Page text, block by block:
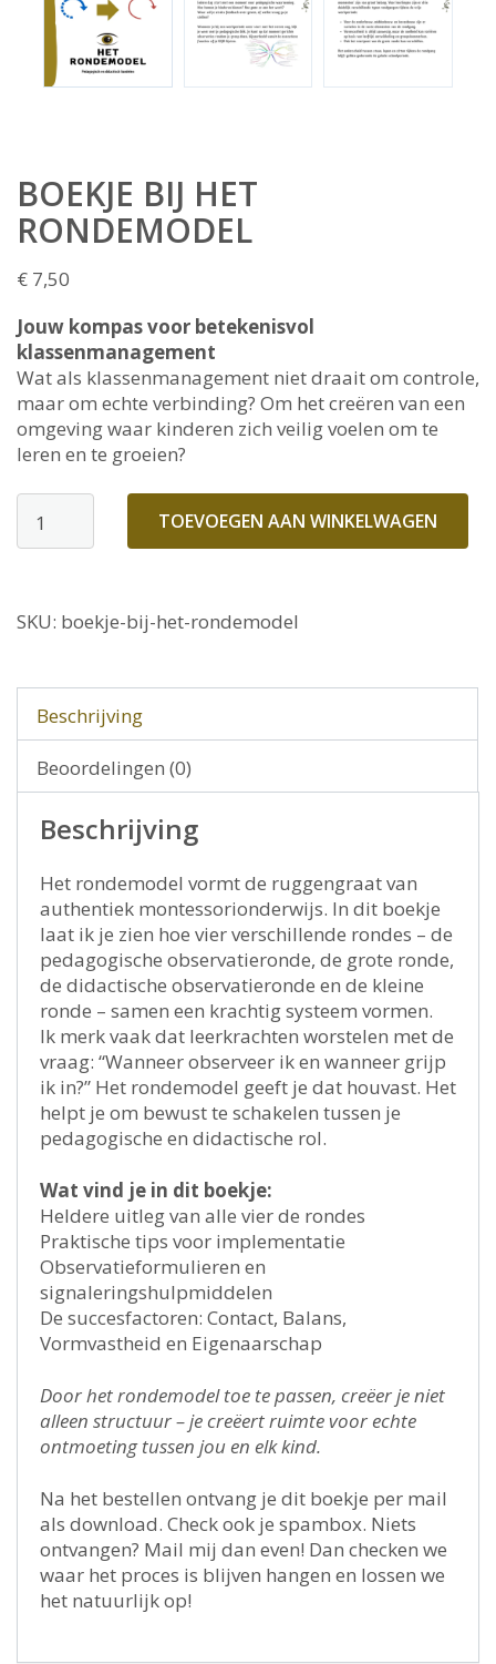
BOEKJE BIJ HET
RONDEMODEL
€ 7,50
Jouw kompas voor betekenisvol
klassenmanagement
Wat als klassenmanagement niet draait om controle,
maar om echte verbinding? Om het creëren van een
omgeving waar kinderen zich veilig voelen om te
leren en te groeien?
bij
aantal
TOEVOEGEN AAN WINKELWAGEN
SKU: boekje-bij-het-rondemodel
Beschrijving
Beoordelingen (0)
Beschrijving
Het rondemodel vormt de ruggengraat van
authentiek montessorionderwijs. In dit boekje
laat ik je zien hoe vier verschillende rondes – de
pedagogische observatieronde, de grote ronde,
de didactische observatieronde en de kleine
ronde – samen een krachtig systeem vormen.
Ik merk vaak dat leerkrachten worstelen met de
vraag: “Wanneer observeer ik en wanneer grijp
ik in?” Het rondemodel geeft je dat houvast. Het
helpt je om bewust te schakelen tussen je
pedagogische en didactische rol.
Wat vind je in dit boekje:
Heldere uitleg van alle vier de rondes
Praktische tips voor implementatie
Observatieformulieren en
signaleringshulpmiddelen
De succesfactoren: Contact, Balans,
Vormvastheid en Eigenaarschap
Door het rondemodel toe te passen, creëer je niet
alleen structuur – je creëert ruimte voor echte
ontmoeting tussen jou en elk kind.
Na het bestellen ontvang je dit boekje per mail
als download. Check ook je spambox. Niets
ontvangen? Mail mij dan even! Dan checken we
waar het proces is blijven hangen en lossen we
het natuurlijk op!